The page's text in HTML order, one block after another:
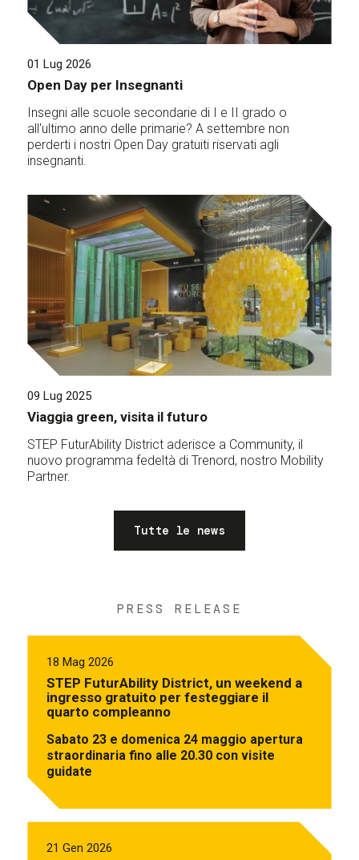
01 Lug 2026
Open Day per Insegnanti
Insegni alle scuole secondarie di I e II grado o
all'ultimo anno delle primarie? A settembre non
perderti i nostri Open Day gratuiti riservati agli
insegnanti.
09 Lug 2025
Viaggia green, visita il futuro
STEP FuturAbility District aderisce a Community, il
nuovo programma fedeltà di Trenord, nostro Mobility
Partner.
Tutte le news
PRESS RELEASE
18 Mag 2026
STEP FuturAbility District, un weekend a
ingresso gratuito per festeggiare il
quarto compleanno
Sabato 23 e domenica 24 maggio apertura
straordinaria fino alle 20.30 con visite
guidate
21 Gen 2026